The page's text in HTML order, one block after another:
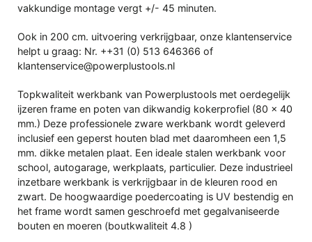
vakkundige montage vergt +/- 45 minuten.
Ook in 200 cm. uitvoering verkrijgbaar, onze klantenservice
helpt u graag: Nr. ++31 (0) 513 646366 of
klantenservice@powerplustools.nl
Topkwaliteit werkbank van Powerplustools met oerdegelijk
ijzeren frame en poten van dikwandig kokerprofiel (80 x 40
mm.) Deze professionele zware werkbank wordt geleverd
inclusief een geperst houten blad met daaromheen een 1,5
mm. dikke metalen plaat. Een ideale stalen werkbank voor
school, autogarage, werkplaats, particulier. Deze industrieel
inzetbare werkbank is verkrijgbaar in de kleuren rood en
zwart. De hoogwaardige poedercoating is UV bestendig en
het frame wordt samen geschroefd met gegalvaniseerde
bouten en moeren (boutkwaliteit 4.8 )